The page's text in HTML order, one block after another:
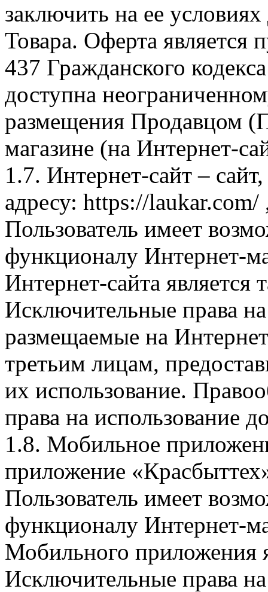
заключить на ее
Товара. Оферта является
437 Гражданского
доступна
размещения Продавцом
магазине (на Интернет-
1.7. Интернет-сайт –
адресу: https://laukar.com/
Пользователь имеет
функционалу Интернет-
Интернет-сайта
Исключительные права
размещаемые на
третьим лицам,
их использование.
права на использование
1.8. Мобильное
приложение
Пользователь имеет
функционалу Интернет-
Мобильного приложения
Исключительные права